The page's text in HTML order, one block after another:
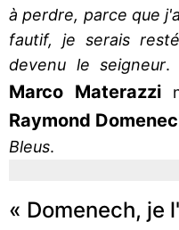
à perdre, parce que
fautif, je serais
devenu le seigneur.
Marco Materazzi
Raymond
Bleus.
« Domenech, je